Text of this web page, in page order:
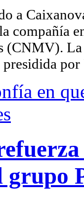
a
compañía
(CNMV).
en
grupo